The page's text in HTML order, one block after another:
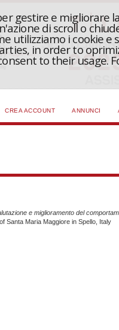
gestire e migliorare
di scroll o
utilizziamo i cookie e
in order to
to their usage.
CREA ACCOUNT ANNUNCI
e miglioramento del
Santa Maria Maggiore in Spello, Italy